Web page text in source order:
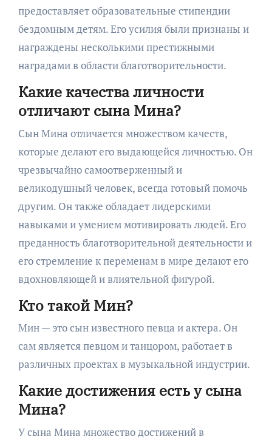
предоставляет образовательные стипендии
бездомным детям. Его усилия были признаны и
награждены несколькими престижными
наградами в области благотворительности.
Какие качества личности
отличают сына Мина?
Сын Мина отличается множеством качеств,
которые делают его выдающейся личностью. Он
чрезвычайно самоотверженный и
великодушный человек, всегда готовый помочь
другим. Он также обладает лидерскими
навыками и умением мотивировать людей. Его
преданность благотворительной деятельности и
его стремление к переменам в мире делают его
вдохновляющей и влиятельной фигурой.
Кто такой Мин?
Мин — это сын известного певца и актера. Он
сам является певцом и танцором, работает в
различных проектах в музыкальной индустрии.
Какие достижения есть у сына
Мина?
У сына Мина множество достижений в